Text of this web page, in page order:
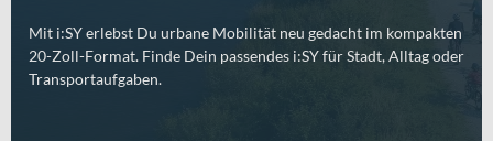
Mit i:SY erlebst Du urbane Mobilität neu gedacht im kompakten
20-Zoll-Format. Finde Dein passendes i:SY für Stadt, Alltag oder
Transportaufgaben.